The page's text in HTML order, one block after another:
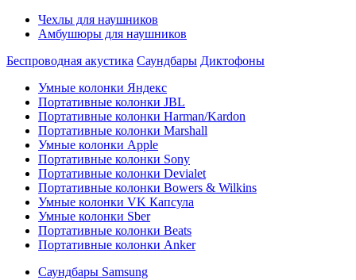
Чехлы для наушников
Амбушюры для наушников
Беспроводная акустика Саундбары Диктофоны
Умные колонки Яндекс
Портативные колонки JBL
Портативные колонки Harman/Kardon
Портативные колонки Marshall
Умные колонки Apple
Портативные колонки Sony
Портативные колонки Devialet
Портативные колонки Bowers & Wilkins
Умные колонки VK Капсула
Умные колонки Sber
Портативные колонки Beats
Портативные колонки Anker
Саундбары Samsung